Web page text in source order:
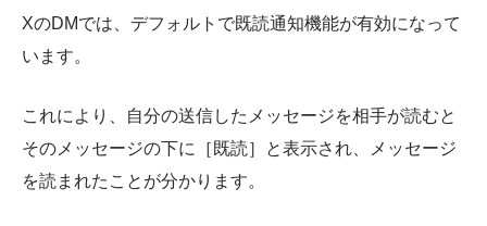
XのDMでは、デフォルトで既読通知機能が有効になって
います。
これにより、自分の送信したメッセージを相手が読むと
そのメッセージの下に［既読］と表示され、メッセージ
を読まれたことが分かります。